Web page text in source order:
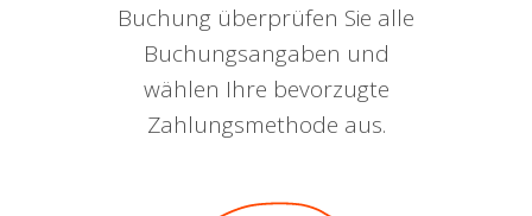
Buchung überprüfen Sie alle
Buchungsangaben und
wählen Ihre bevorzugte
Zahlungsmethode aus.